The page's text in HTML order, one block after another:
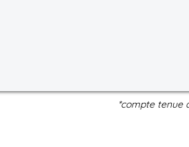
*compte tenue